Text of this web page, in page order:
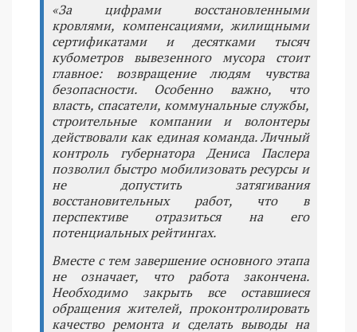
«За цифрами восстановленными
кровлями, компенсациями, жилищными
сертификатами и десятками тысяч
кубометров вывезенного мусора стоит
главное: возвращение людям чувства
безопасности. Особенно важно, что
власть, спасатели, коммунальные службы,
строительные компании и волонтеры
действовали как единая команда. Личный
контроль губернатора Дениса Паслера
позволил быстро мобилизовать ресурсы и
не допустить затягивания
восстановительных работ, что в
перспективе отразиться на его
потенциальных рейтингах.
Вместе с тем завершение основного этапа
не означает, что работа закончена.
Необходимо закрыть все оставшиеся
обращения жителей, проконтролировать
качество ремонта и сделать выводы на